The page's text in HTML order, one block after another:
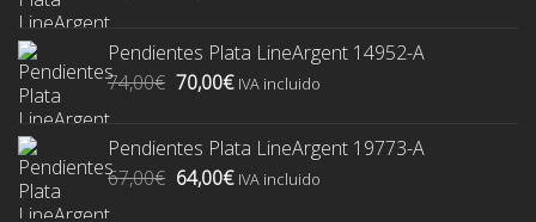
era:
74,00€.
es:
70,00€.
Pendientes Plata LineArgent 14952-A
74,00€ El
era:
74,00€.
70,00€El
es:
70,00€.
IVA incluido
Pendientes Plata LineArgent 19773-A
67,00€ El
64,00€ElIVA incluido